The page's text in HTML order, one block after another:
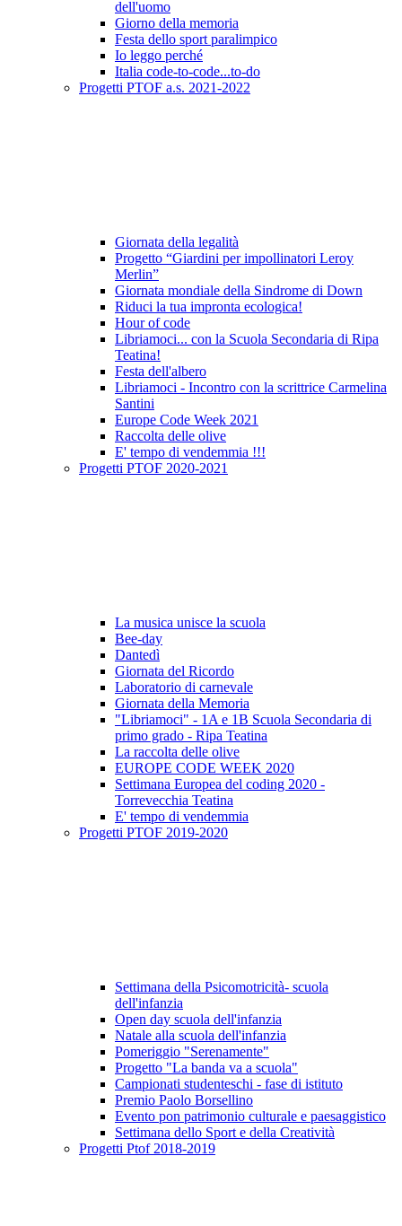
dell'uomo
Giorno della memoria
Festa dello sport paralimpico
Io leggo perché
Italia code-to-code...to-do
Progetti PTOF a.s. 2021-2022
Giornata della legalità
Progetto “Giardini per impollinatori Leroy
Merlin”
Giornata mondiale della Sindrome di Down
Riduci la tua impronta ecologica!
Hour of code
Libriamoci... con la Scuola Secondaria di Ripa
Teatina!
Festa dell'albero
Libriamoci - Incontro con la scrittrice Carmelina
Santini
Europe Code Week 2021
Raccolta delle olive
E' tempo di vendemmia !!!
Progetti PTOF 2020-2021
La musica unisce la scuola
Bee-day
Dantedì
Giornata del Ricordo
Laboratorio di carnevale
Giornata della Memoria
"Libriamoci" - 1A e 1B Scuola Secondaria di
primo grado - Ripa Teatina
La raccolta delle olive
EUROPE CODE WEEK 2020
Settimana Europea del coding 2020 -
Torrevecchia Teatina
E' tempo di vendemmia
Progetti PTOF 2019-2020
Settimana della Psicomotricità- scuola
dell'infanzia
Open day scuola dell'infanzia
Natale alla scuola dell'infanzia
Pomeriggio "Serenamente"
Progetto "La banda va a scuola"
Campionati studenteschi - fase di istituto
Premio Paolo Borsellino
Evento pon patrimonio culturale e paesaggistico
Settimana dello Sport e della Creatività
Progetti Ptof 2018-2019